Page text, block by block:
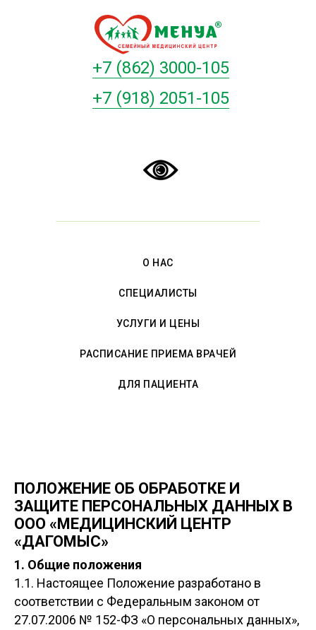
+7 (862) 3000-105
+7 (918) 2051-105
О НАС
СПЕЦИАЛИСТЫ
УСЛУГИ И ЦЕНЫ
РАСПИСАНИЕ ПРИЕМА ВРАЧЕЙ
ДЛЯ ПАЦИЕНТА
ПОЛОЖЕНИЕ ОБ ОБРАБОТКЕ И
ЗАЩИТЕ ПЕРСОНАЛЬНЫХ ДАННЫХ В
ООО «МЕДИЦИНСКИЙ ЦЕНТР
«ДАГОМЫС»
1. Общие положения
1.1. Настоящее Положение разработано в
соответствии с Федеральным законом от
27.07.2006 № 152-ФЗ «О персональных данных»,